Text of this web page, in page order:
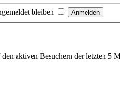
bleiben
aktiven Besuchern der letzten 5